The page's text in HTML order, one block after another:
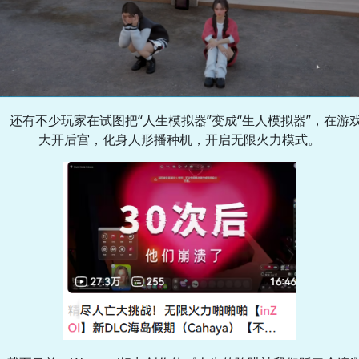
还有不少玩家在试图把“人生模拟器”变成“生人模拟器”，在游
大开后宫，化身人形播种机，开启无限火力模式。